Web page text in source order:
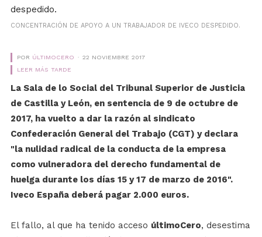
CONCENTRACIÓN DE APOYO A UN TRABAJADOR DE IVECO DESPEDIDO.
POR ÚLTIMOCERO
22 NOVIEMBRE 2017
LEER MÁS TARDE
La Sala de lo Social del Tribunal Superior de Justicia
de Castilla y León, en sentencia de 9 de octubre de
2017, ha vuelto a dar la razón al sindicato
Confederación General del Trabajo (CGT) y declara
"la nulidad radical de la conducta de la empresa
como vulneradora del derecho fundamental de
huelga durante los días 15 y 17 de marzo de 2016".
Iveco España deberá pagar 2.000 euros.
El fallo, al que ha tenido acceso últimoCero, desestima